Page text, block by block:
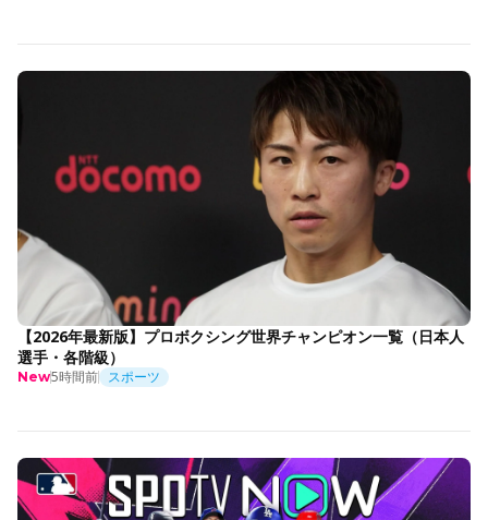
【2026年最新版】プロボクシング世界チャンピオン一覧（日本人
選手・各階級）
New5時間前 スポーツ